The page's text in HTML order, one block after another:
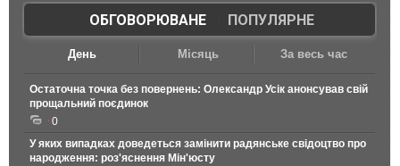
ОБГОВОРЮВАНЕ| ПОПУЛЯРНЕ
День Місяць За весь час
Остаточна точка без повернень: Олександр Усік анонсував свій
прощальний поєдинок
0
У яких випадках доведеться замінити радянське свідоцтво про
народження: роз'яснення Мін'юсту